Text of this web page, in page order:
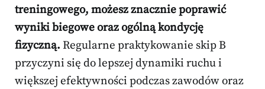
treningowego, możesz znacznie poprawić
wyniki biegowe oraz ogólną kondycję
fizyczną. Regularne praktykowanie skip B
przyczyni się do lepszej dynamiki ruchu i
większej efektywności podczas zawodów oraz